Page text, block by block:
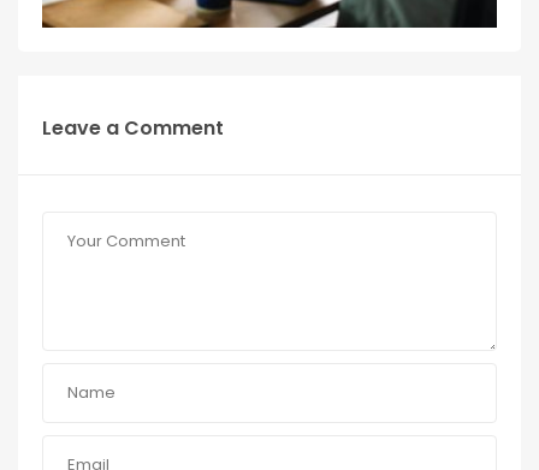
Leave a Comment